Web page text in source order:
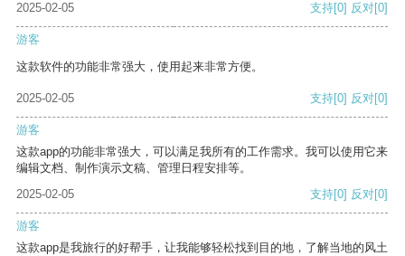
2025-02-05 支持[0] 反对[0]
游客
这款软件的功能非常强大，使用起来非常方便。
2025-02-05 支持[0] 反对[0]
游客
这款app的功能非常强大，可以满足我所有的工作需求。我可以使用它来
编辑文档、制作演示文稿、管理日程安排等。
2025-02-05
支持[0] 反对[0]
游客
这款app是我旅行的好帮手，让我能够轻松找到目的地，了解当地的风土